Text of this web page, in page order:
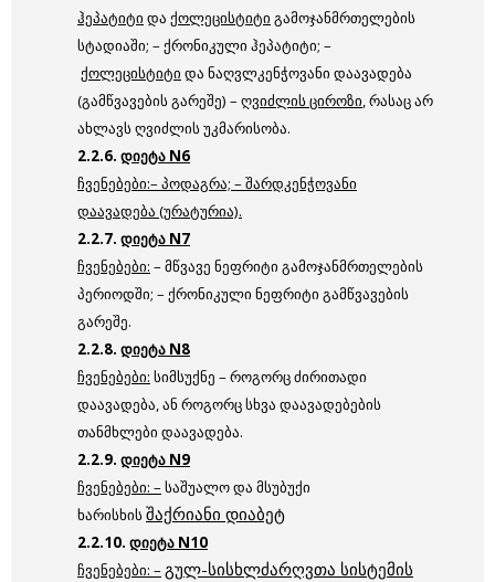
ჰეპატიტი და ქოლეცისტიტი გამოჯანმრთელების
სტადიაში; – ქრონიკული ჰეპატიტი; –
ქოლეცისტიტი და ნაღვლკენჭოვანი დაავადება
(გამწვავების გარეშე) –ღვიძლის ციროზი, რასაც არ
ახლავს ღვიძლის უკმარისობა.
2.2.6. დიეტა N6
ჩვენებები:–პოდაგრა; –შარდკენჭოვანი
დაავადება (ურატურია).
2.2.7. დიეტა N7
ჩვენებები: – მწვავე ნეფრიტი გამოჯანმრთელების
პერიოდში; – ქრონიკული ნეფრიტი გამწვავების
გარეშე.
2.2.8. დიეტა N8
ჩვენებები: სიმსუქნე – როგორც ძირითადი
დაავადება, ან როგორც სხვა დაავადებების
თანმხლები დაავადება.
2.2.9. დიეტა N9
ჩვენებები: –საშუალო და მსუბუქი
ხარისხის შაქრიანი დიაბეტ
2.2.10. დიეტა N10
ჩვენებები: –გულ-სისხლძარღვთა სისტემის